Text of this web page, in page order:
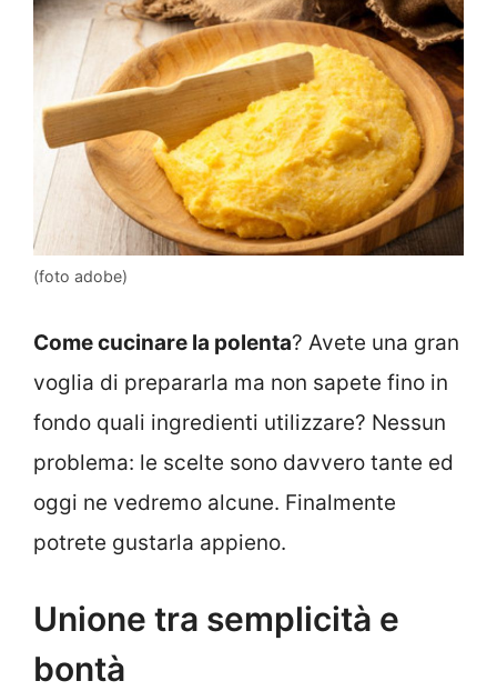
(foto adobe)
Come cucinare la polenta? Avete una gran
voglia di prepararla ma non sapete fino in
fondo quali ingredienti utilizzare? Nessun
problema: le scelte sono davvero tante ed
oggi ne vedremo alcune. Finalmente
potrete gustarla appieno.
Unione tra semplicità e
bontà